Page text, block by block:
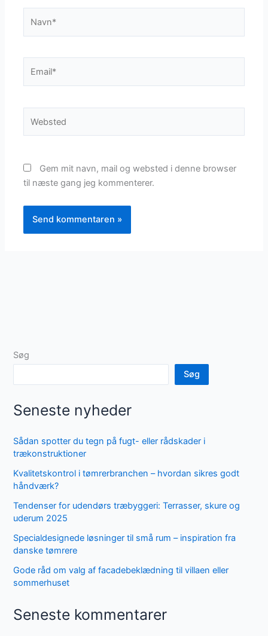
Gem mit navn, mail og websted i denne browser
til næste gang jeg kommenterer.
Søg
Søg
Seneste nyheder
Sådan spotter du tegn på fugt- eller rådskader i
trækonstruktioner
Kvalitetskontrol i tømrerbranchen – hvordan sikres godt
håndværk?
Tendenser for udendørs træbyggeri: Terrasser, skure og
uderum 2025
Specialdesignede løsninger til små rum – inspiration fra
danske tømrere
Gode råd om valg af facadebeklædning til villaen eller
sommerhuset
Seneste kommentarer